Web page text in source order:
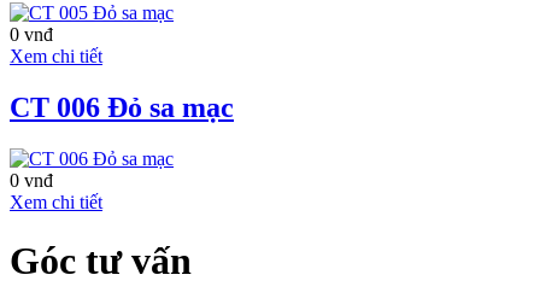
0 vnđ
Xem chi tiết
CT 006 Đỏ sa mạc
0 vnđ
Xem chi tiết
Góc tư vấn
Mansion Được xây
có diện tích 925m2
Tần, phường 6,
quận 3, đối diện
Phan Đình Phùng.
cấp Saigon
tầng bao gồm các
chức năng như: